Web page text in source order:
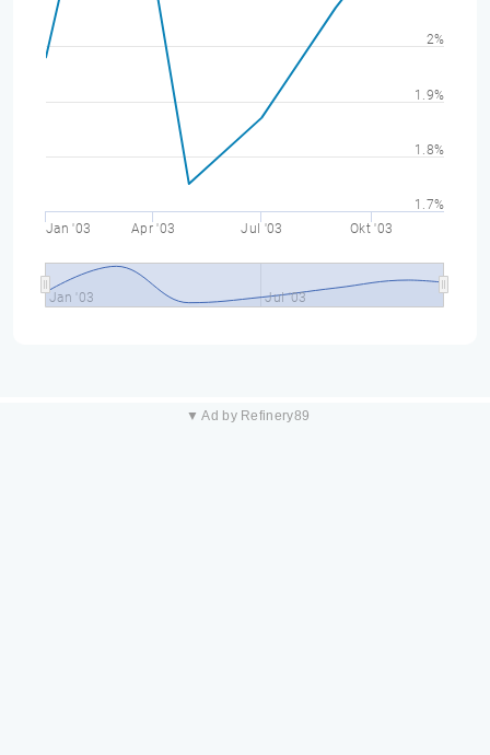
Jan '03 Apr '03 Jul '03 Okt '03
Jan '03 Jul '03
1.7%
1.8%
1.9%
2%
▼ Ad by Refinery89